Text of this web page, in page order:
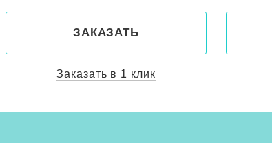
ЗАКАЗАТЬ
Заказать в 1 клик